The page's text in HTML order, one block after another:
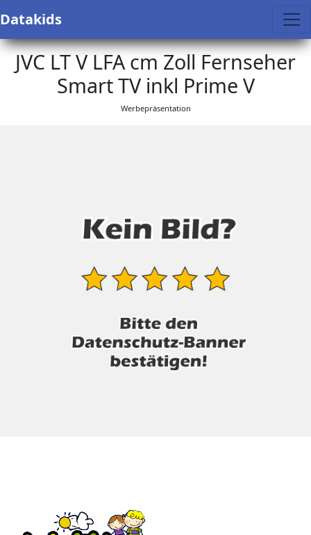
Datakids
JVC LT V LFA cm Zoll Fernseher
Smart TV inkl Prime V
Werbepräsentation